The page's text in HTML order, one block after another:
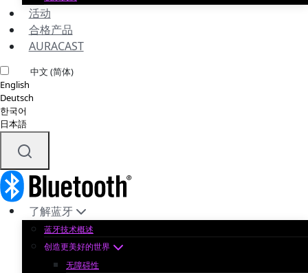
活动
合格产品
AURACAST
中文 (简体)
English
Deutsch
한국어
日本語
了解蓝牙
蓝牙技术概述
创造更美好的世界
无障碍性